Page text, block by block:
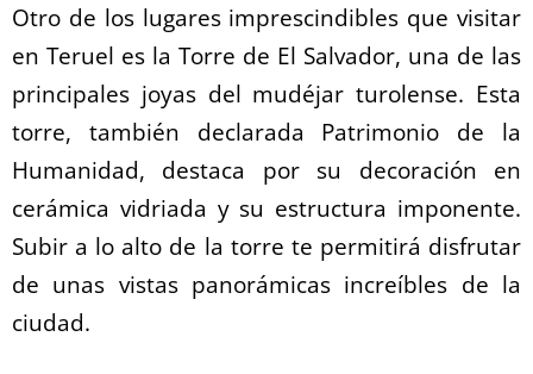
Otro de los lugares imprescindibles que visitar
en Teruel es la Torre de El Salvador, una de las
principales joyas del mudéjar turolense. Esta
torre, también declarada Patrimonio de la
Humanidad, destaca por su decoración en
cerámica vidriada y su estructura imponente.
Subir a lo alto de la torre te permitirá disfrutar
de unas vistas panorámicas increíbles de la
ciudad.